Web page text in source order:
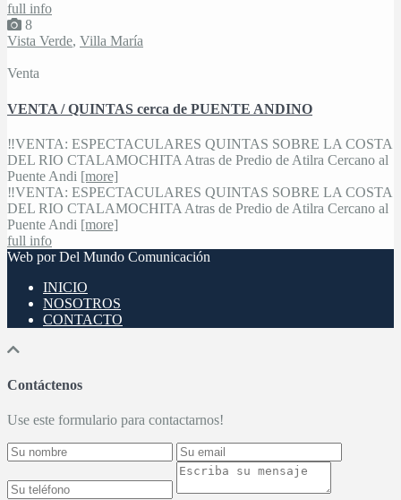
full info
8
Vista Verde, Villa María
Venta
VENTA / QUINTAS cerca de PUENTE ANDINO
‼VENTA: ESPECTACULARES QUINTAS SOBRE LA COSTA
DEL RIO CTALAMOCHITA Atras de Predio de Atilra Cercano al
Puente Andi [more]
‼VENTA: ESPECTACULARES QUINTAS SOBRE LA COSTA
DEL RIO CTALAMOCHITA Atras de Predio de Atilra Cercano al
Puente Andi [more]
full info
Web por Del Mundo Comunicación
INICIO
NOSOTROS
CONTACTO
Contáctenos
Use este formulario para contactarnos!